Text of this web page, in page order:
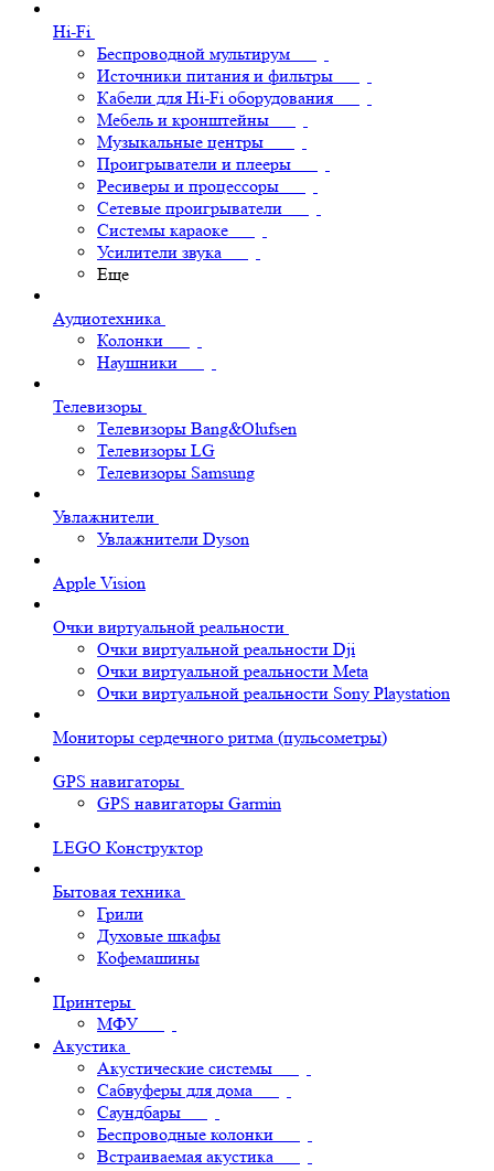
Hi-Fi
Беспроводной мультирум
Источники питания и фильтры
Кабели для Hi-Fi оборудования
Мебель и кронштейны
Музыкальные центры
Проигрыватели и плееры
Ресиверы и процессоры
Сетевые проигрыватели
Системы караоке
Усилители звука
Еще
Аудиотехника
Колонки
Наушники
Телевизоры
Телевизоры Bang&Olufsen
Телевизоры LG
Телевизоры Samsung
Увлажнители
Увлажнители Dyson
Apple Vision
Очки виртуальной реальности
Очки виртуальной реальности Dji
Очки виртуальной реальности Meta
Очки виртуальной реальности Sony Playstation
Мониторы сердечного ритма (пульсометры)
GPS навигаторы
GPS навигаторы Garmin
LEGO Конструктор
Бытовая техника
Грили
Духовые шкафы
Кофемашины
Принтеры
МФУ
Акустика
Акустические системы
Сабвуферы для дома
Саундбары
Беспроводные колонки
Встраиваемая акустика